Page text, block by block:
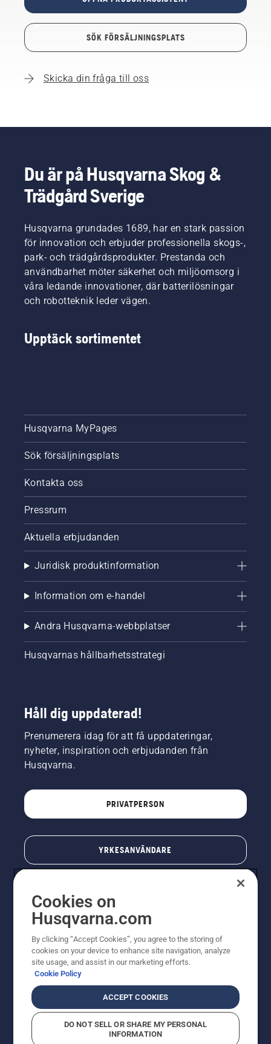
SÖK FÖRSÄLJNINGSPLATS
Skicka din fråga till oss
Du är på Husqvarna Skog &
Trädgård Sverige
Husqvarna grundades 1689, har en stark passion
för innovation och erbjuder professionella skogs-,
park- och trädgårdsprodukter. Prestanda och
användbarhet möter säkerhet och miljöomsorg i
våra ledande innovationer, där batterilösningar
och robotteknik leder vägen.
Upptäck sortimentet
Husqvarna MyPages
Sök försäljningsplats
Kontakta oss
Pressrum
Aktuella erbjudanden
Juridisk produktinformation
Information om e-handel
Andra Husqvarna-webbplatser
Husqvarnas hållbarhetsstrategi
Håll dig uppdaterad!
Prenumerera idag för att få uppdateringar,
nyheter, inspiration och erbjudanden från
Husqvarna.
PRIVATPERSON
YRKESANVÄNDARE
© Husqvarna AB (publ). All rights reserved. Priserna
som visas är rekommenderade cirkapriser. Alla angivna
priser är rekommenderade försäljningspriser (inkl.
moms) om inte produkten är tillgänglig för direkt köp.
CookiepolicyAnvändningsvillkor Sekretessmeddelande
Rapportera misstänkta överträdelser
Cookies on
Husqvarna.com
By clicking “Accept Cookies”, you agree to the storing of
cookies on your device to enhance site navigation, analyze
site usage, and assist in our marketing efforts.
Cookie Policy
ACCEPT COOKIES
DO NOT SELL OR SHARE MY PERSONAL
INFORMATION